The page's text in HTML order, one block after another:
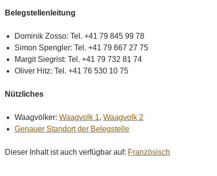
Belegstellenleitung
Dominik Zosso: Tel. +41 79 845 99 78
Simon Spengler: Tel. +41 79 667 27 75
Margit Siegrist: Tel. +41 79 732 81 74
Oliver Hitz: Tel. +41 76 530 10 75
Nützliches
Waagvölker: Waagvolk 1, Waagvolk 2
Genauer Standort der Belegstelle
Dieser Inhalt ist auch verfügbar auf: Französisch